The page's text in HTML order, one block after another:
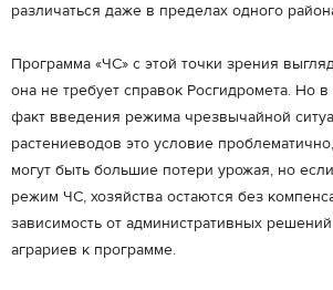
различаться даже в пределах одного
Программа «ЧС» с этой точки зрения
она не требует справок Росгидромета. Но
факт введения режима чрезвычайной
растениеводов это условие
могут быть большие потери урожая, но
режим ЧС, хозяйства остаются без
зависимость от административных
аграриев к программе.